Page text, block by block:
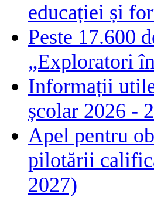
educației și
Peste 17.600
„Exploratori
Informații
școlar 2026 -
Apel pentru
pilotării
2027)